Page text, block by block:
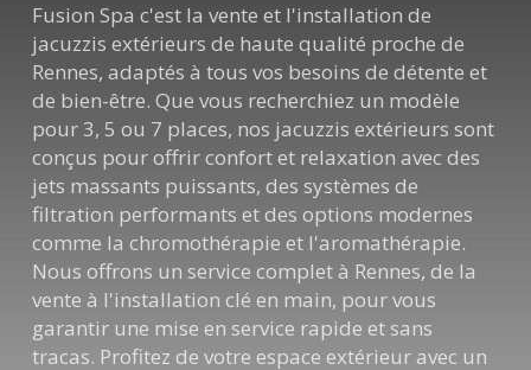
Fusion Spa c'est la vente et l'installation de
jacuzzis extérieurs de haute qualité proche de
Rennes, adaptés à tous vos besoins de détente et
de bien-être. Que vous recherchiez un modèle
pour 3, 5 ou 7 places, nos jacuzzis extérieurs sont
conçus pour offrir confort et relaxation avec des
jets massants puissants, des systèmes de
filtration performants et des options modernes
comme la chromothérapie et l'aromathérapie.
Nous offrons un service complet à Rennes, de la
vente à l'installation clé en main, pour vous
garantir une mise en service rapide et sans
tracas. Profitez de votre espace extérieur avec un